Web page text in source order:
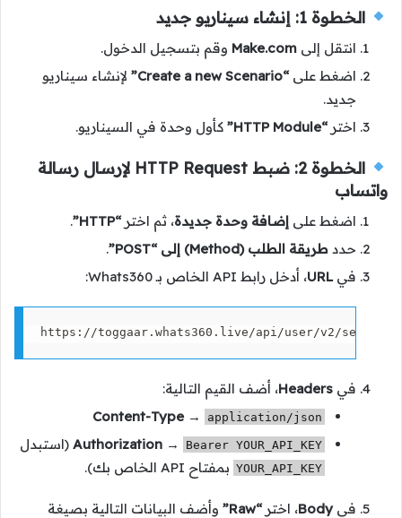
الخطوة 1: إنشاء سيناريو جديد
انتقل إلى Make.com وقم بتسجيل الدخول.
اضغط على“Create a new Scenario”
لإنشاء سيناريو
جديد.
اختر“HTTP Module” كأول وحدة في السيناريو.
الخطوة 2: ضبط HTTP Request لإرسال رسالة
واتساب
اضغط على إضافة وحدة جديدة، ثم اختر“HTTP”
.
حدد طريقة الطلب (Method) إلى “POST”
.
فيURL، أدخل رابط API الخاص بـ Whats360:
https://toggaar.whats360.live/api/user/v2/
في Headers، أضف القيم التالية:
Content-Type→ application/json
Authorization→ Bearer YOUR_API_KEY (استبدل
YOUR_API_KEY بمفتاح API الخاص بك).
فيBody، اختر“Raw”
وأضف البيانات التالية بصيغة